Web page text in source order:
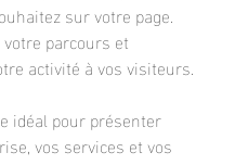
sur votre page.
parcours et
activité à vos visiteurs.
idéal pour présenter
vos services et vos